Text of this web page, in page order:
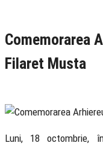
Comemorarea
Filaret Musta
Luni, 18 octombrie,